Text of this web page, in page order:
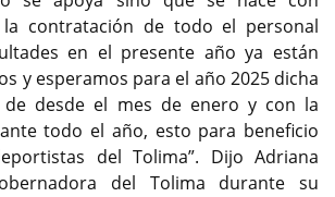
contratación de todo el personal
en el presente año ya están
y esperamos para el año 2025 dicha
de desde el mes de enero y con la
todo el año, esto para beneficio
del Tolima”. Dijo Adriana
del Tolima durante su